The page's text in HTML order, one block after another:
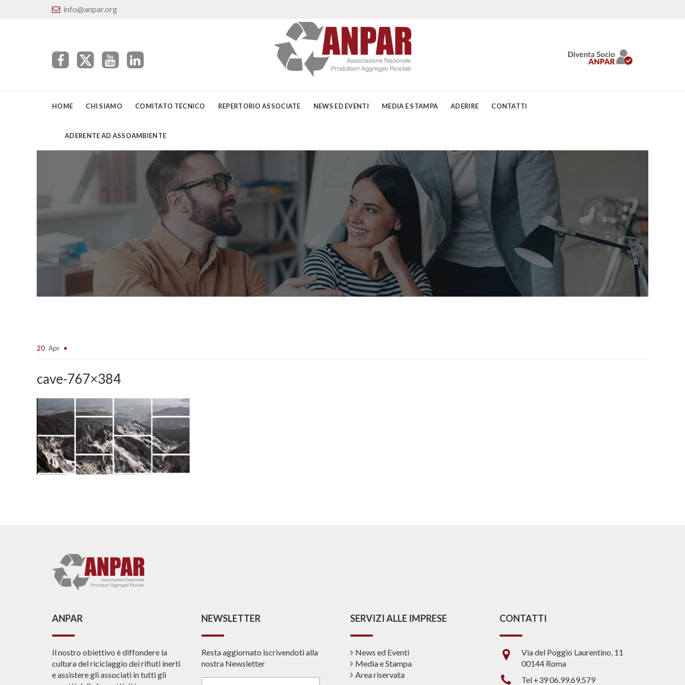
info@anpar.org
HOME CHI SIAMO COMITATO TECNICO REPERTORIO ASSOCIATE NEWS ED EVENTI MEDIA E STAMPA ADERIRE CONTATTI
ADERENTE AD ASSOAMBIENTE
20 Apr
cave-767×384
ANPAR
Il nostro obiettivo è diffondere la
cultura del riciclaggio dei rifiuti inerti
e assistere gli associati in tutti gli
NEWSLETTER
Resta aggiornato iscrivendoti alla
nostra Newsletter
SERVIZI ALLE IMPRESE
News ed Eventi
Media e Stampa
Area riservata
CONTATTI
Via del Poggio Laurentino, 11
00144 Roma
Tel +39 06.99.69.579